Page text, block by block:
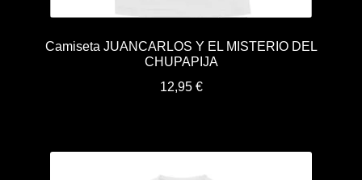
Camiseta JUANCARLOS Y EL MISTERIO DEL
CHUPAPIJA
12,95 €